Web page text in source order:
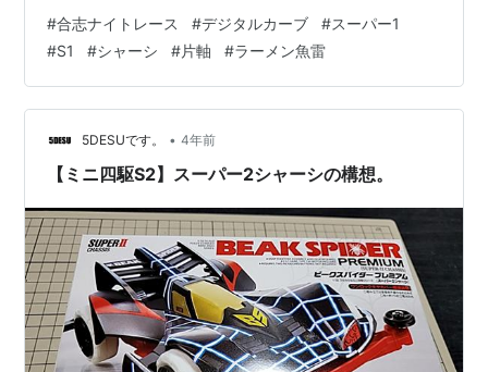
ポイント制で、 1位3ポイント。2位2ポイント。3位1ポイ
ント。 コースアウトは-1ポイントでした。 このコースア
ウト-1ポイントは結構効いてくるんですよ！ ダメージが
でかい。 5レースして、ポイント上位者が決勝トーナメ
ントに出れるといった感じでした。 参加者は18名で、
決…
#合志ナイトレース #デジタルカーブ #スーパー1
#S1 #シャーシ #片軸 #ラーメン魚雷
5DESUです。 • 4年前
【ミニ四駆S2】スーパー2シャーシの構想。